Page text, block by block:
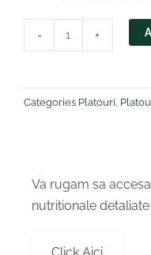
-
sos
BBQ
+
Categories Platouri
Va rugam sa
nutritionale detaliate
Click Aici